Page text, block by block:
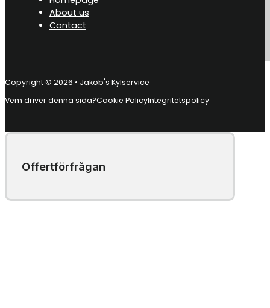
About us
Contact
Copyright © 2026 • Jakob's Kylservice
Vem driver denna sida?Cookie PolicyIntegritetspolicy
Offertförfrågan